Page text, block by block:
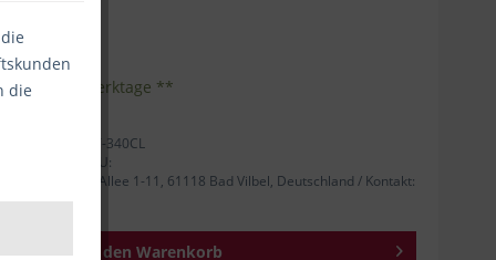
1
1-3 Werktage **
LT-340CL
für die EU:
Adenauer-Allee 1-11, 61118 Bad Vilbel, Deutschland / Kontakt:
In den Warenkorb
die